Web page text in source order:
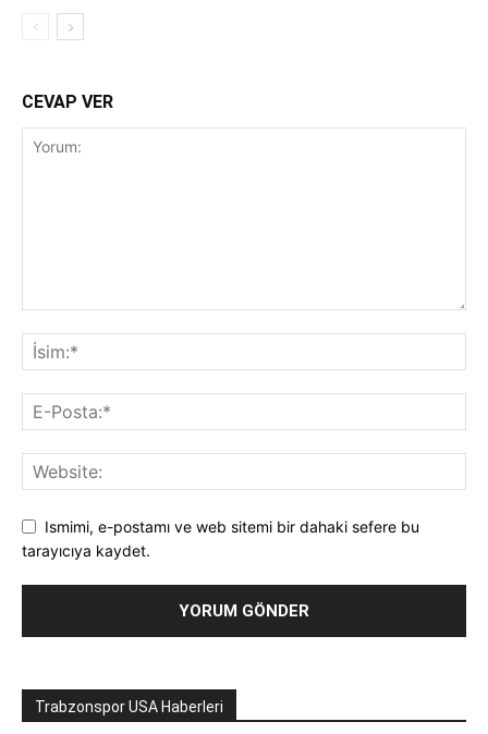
CEVAP VER
Ismimi, e-postamı ve web sitemi bir dahaki sefere bu
tarayıcıya kaydet.
Trabzonspor USA Haberleri